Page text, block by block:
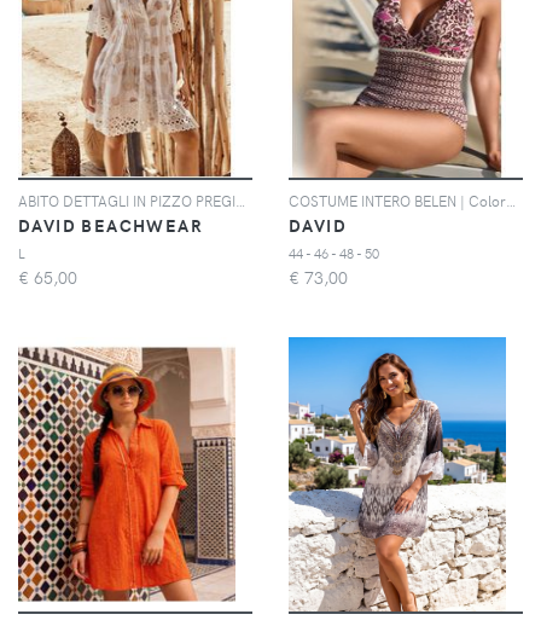
DAVID BEACHWEAR
L
€ 65,00
DAVID
44 - 46 - 48 - 50
€ 73,00